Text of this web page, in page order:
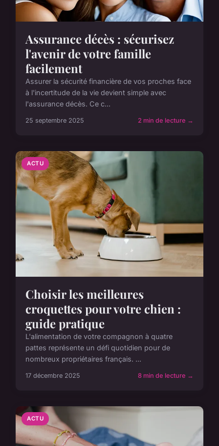
Assurance décès : sécurisez
l'avenir de votre famille
facilement
Assurer la sécurité financière de vos proches face
à l'incertitude de la vie devient simple avec
l'assurance décès. Ce c...
25 septembre 2025 2 min de lecture →
ACTU
Choisir les meilleures
croquettes pour votre chien :
guide pratique
L'alimentation de votre compagnon à quatre
pattes représente un défi quotidien pour de
nombreux propriétaires français. ...
17 décembre 2025 8 min de lecture →
ACTU